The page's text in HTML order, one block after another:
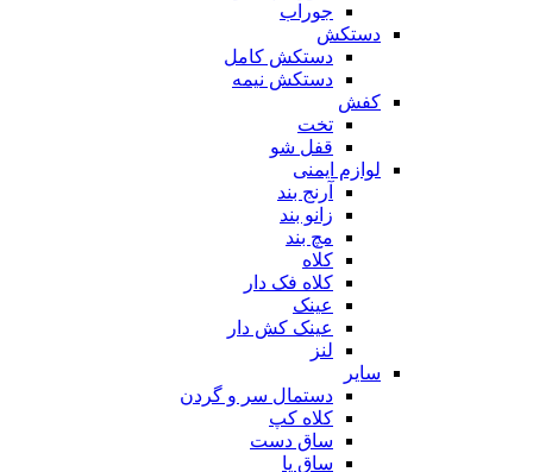
جوراب
دستکش
دستکش کامل
دستکش نیمه
کفش
تخت
قفل شو
لوازم ایمنی
آرنج بند
زانو بند
مچ بند
کلاه
کلاه فک دار
عینک
عینک کش دار
لنز
سایر
دستمال سر و گردن
کلاه کپ
ساق دست
ساق پا